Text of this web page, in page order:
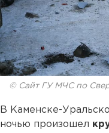
© Сайт ГУ МЧС по
В Каменске-
ночью произошел